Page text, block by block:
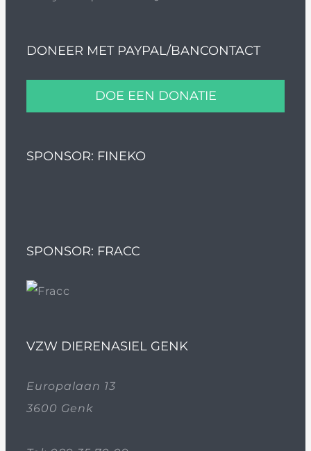
DONEER MET PAYPAL/BANCONTACT
DOE EEN DONATIE
SPONSOR: FINEKO
SPONSOR: FRACC
VZW DIERENASIEL GENK
Europalaan 13
3600 Genk